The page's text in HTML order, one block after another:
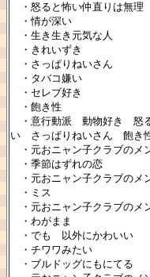
・怒ると怖い仲直りは無理
・情が深い
・生き生き元気な人
・きれいずき
・さっぱりねいさん
・タバコ嫌い
・セレブ好き
・飽き性
・意行動派 動物好き 怒
い さっぱりねいさん 飽き
・元おニャン子クラブのメ
・季節はずれの恋
・元おニャン子クラブのメ
・ミス
・元おニャン子クラブのメ
・わがまま
・でも 以外にかわいい
・チワワみたい
・ブルドッグにもにてる